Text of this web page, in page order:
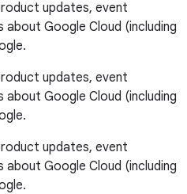
updates, event
Google Cloud (including
updates, event
Google Cloud (including
updates, event
Google Cloud (including